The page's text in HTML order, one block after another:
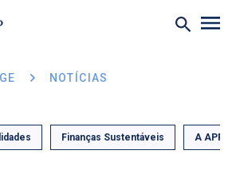
NOTÍCIAS
Finanças Sustentáveis A